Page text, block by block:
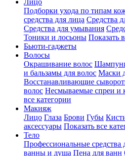
Лицо
Подборки ухода по типам
средства для лица Средства
Средства для умывания
Тоники и лосьоны Показать
Бьюти-гаджеты
Волосы
Окрашивание волос
и бальзамы для волос Маски
Восстанавливающие
волос Несмываемые спреи и
все категории
Макияж
Лицо Глаза Брови Губы
аксессуары Показать все
Тело
Профессиональные средства
ванны и душа Пена для ванн